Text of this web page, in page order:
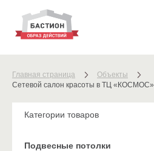
Главная страница
Объекты
Сетевой салон красоты в ТЦ «КОСМОС»
Категории товаров
Подвесные потолки